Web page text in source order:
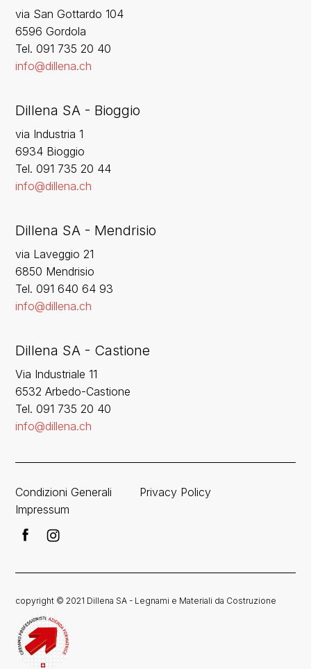
via San Gottardo 104
6596 Gordola
‍Tel. 091 735 20 40
info@dillena.ch
Dillena SA - Bioggio
via Industria 1
6934 Bioggio
Tel. 091 735 20 44
info@dillena.ch
Dillena SA - Mendrisio
via Laveggio 21
6850 Mendrisio
Tel. 091 640 64 93
info@dillena.ch
Dillena SA - Castione
Via Industriale 11
6532 Arbedo-Castione
Tel. 091 735 20 40
info@dillena.ch
Condizioni Generali
Privacy Policy
Impressum
copyright © 2021 Dillena SA - Legnami e Materiali da Costruzione